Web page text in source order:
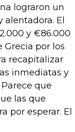
lograron un
El
y €86.000
Grecia por los
recapitalizar
inmediatas y
que
las que
por esperar. El